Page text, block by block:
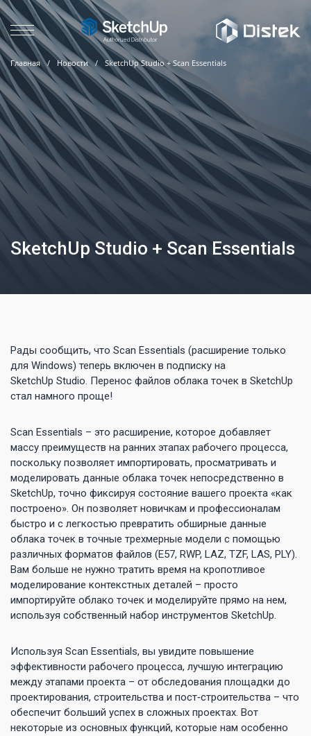
Главная / Новости / SketchUp Studio + Scan Essentials
SketchUp Studio + Scan Essentials
Рады сообщить, что Scan Essentials (расширение только
для Windows) теперь включен в подписку на
SketchUp Studio. Перенос файлов облака точек в SketchUp
стал намного проще!
Scan Essentials – это расширение, которое добавляет
массу преимуществ на ранних этапах рабочего процесса,
поскольку позволяет импортировать, просматривать и
моделировать данные облака точек непосредственно в
SketchUp, точно фиксируя состояние вашего проекта «как
построено». Он позволяет новичкам и профессионалам
быстро и с легкостью превратить обширные данные
облака точек в точные трехмерные модели с помощью
различных форматов файлов (E57, RWP, LAZ, TZF, LAS, PLY).
Вам больше не нужно тратить время на кропотливое
моделирование контекстных деталей – просто
импортируйте облако точек и моделируйте прямо на нем,
используя собственный набор инструментов SketchUp.
Используя Scan Essentials, вы увидите повышение
эффективности рабочего процесса, лучшую интеграцию
между этапами проекта – от обследования площадки до
проектирования, строительства и пост‑строительства – что
обеспечит больший успех в сложных проектах. Вот
некоторые из основных функций, которые нам особенно